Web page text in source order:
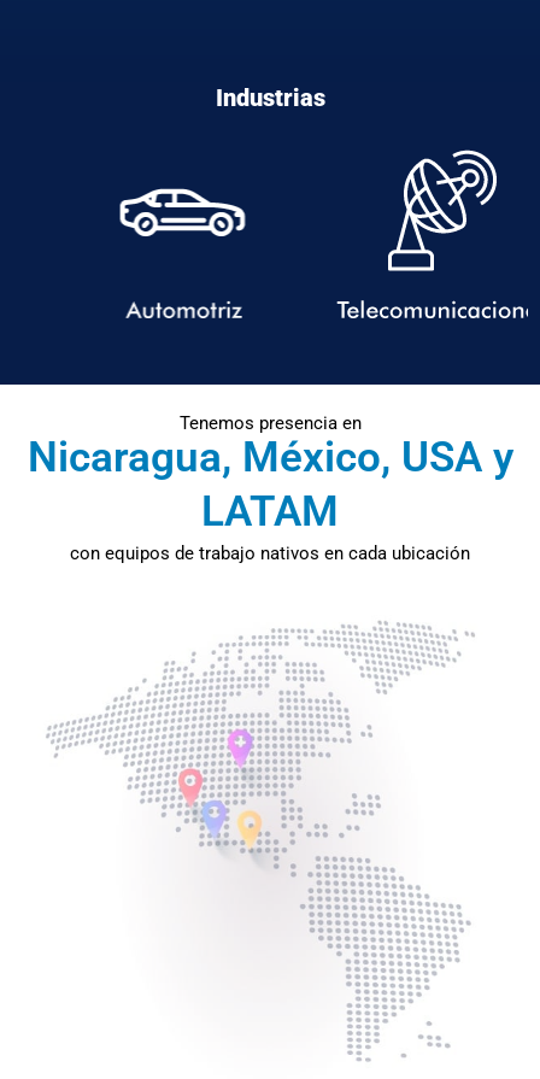
Industrias
Tenemos presencia en
Nicaragua, México, USA y
LATAM
con equipos de trabajo nativos en cada ubicación